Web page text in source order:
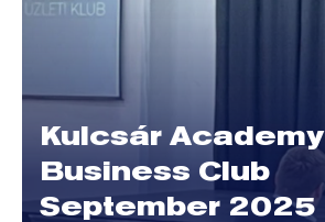
Kulcsár Academy
Business Club
September 2025